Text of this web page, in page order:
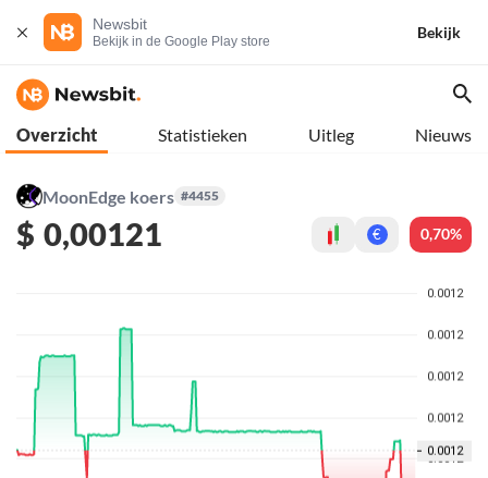
Newsbit
Bekijk in de Google Play store
Bekijk
Overzicht Statistieken Uitleg Nieuws
MoonEdge koers #4455
$ 0,00121 € 0,70%